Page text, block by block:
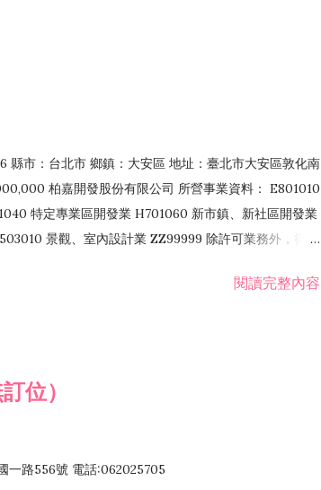
縣市：台北市 鄉鎮：大安區 地址：臺北市大安區敦化南
柏嘉開發股份有限公司 所營事業資料： E801010
特定專業區開發業 H701060 新市鎮、新社區開發業
景觀、室內設計業 ZZ99999 除許可業務外，得經
閱讀完整內容
位）
一路556號 電話:062025705